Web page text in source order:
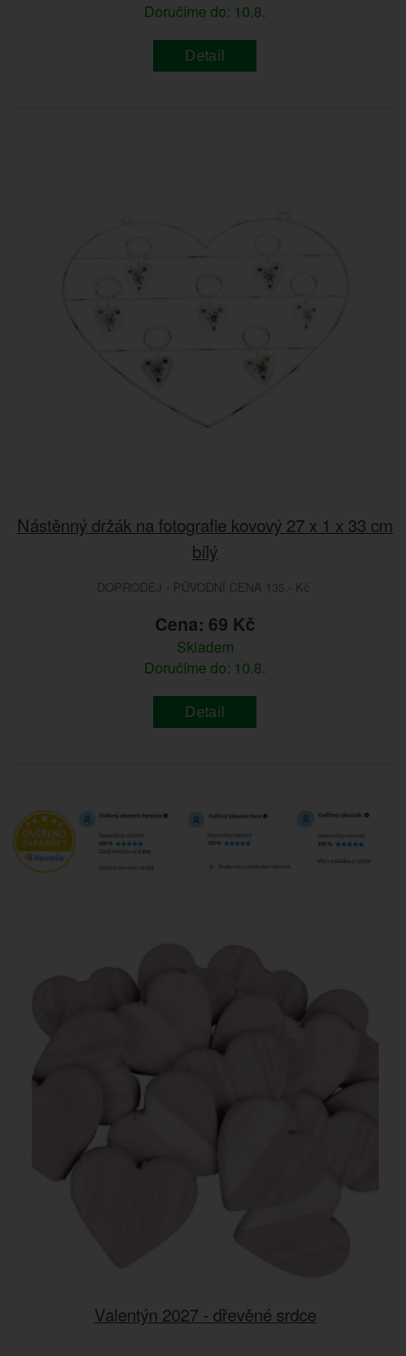
Doručíme do: 10.8.
Detail
Nástěnný držák na fotografie kovový 27 x 1 x 33 cm
bílý
DOPRODEJ - PŮVODNÍ CENA 135.- Kč
Cena: 69 Kč
Skladem
Doručíme do: 10.8.
Detail
Valentýn 2027 - dřevěné srdce